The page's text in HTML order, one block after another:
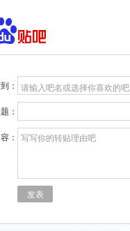
： 请输入吧名或选择你喜欢的吧
：
： 写写你的转贴理由吧
发表